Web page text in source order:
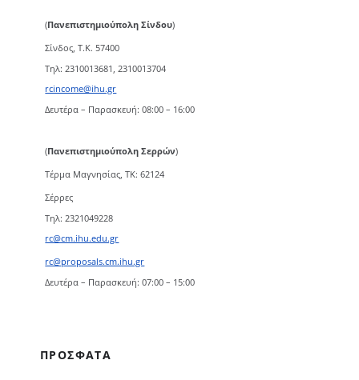
(Πανεπιστημιούπολη Σίνδου)
Σίνδος, Τ.Κ. 57400
Τηλ: 2310013681, 2310013704
rcincome@ihu.gr
Δευτέρα – Παρασκευή: 08:00 – 16:00
(Πανεπιστημιούπολη Σερρών)
Τέρμα Μαγνησίας, ΤΚ: 62124
Σέρρες
Τηλ: 2321049228
rc@cm.ihu.edu.gr
rc@proposals.cm.ihu.gr
Δευτέρα – Παρασκευή: 07:00 – 15:00
ΠΡΟΣΦΑΤΑ